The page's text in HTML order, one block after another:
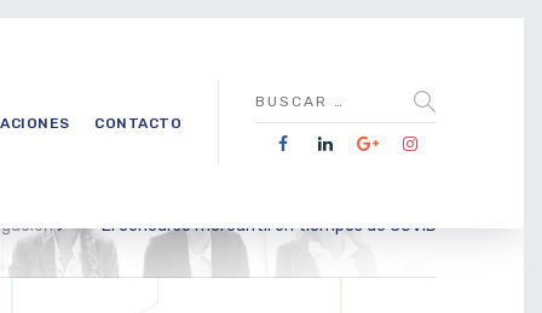
CONTACTO
> El concurso mercantil en tiempos de COVID